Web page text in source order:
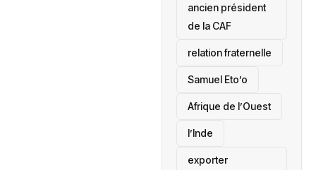
ancien président
de la CAF
relation fraternelle
Samuel Eto’o
Afrique de l’Ouest
l’Inde
exporter